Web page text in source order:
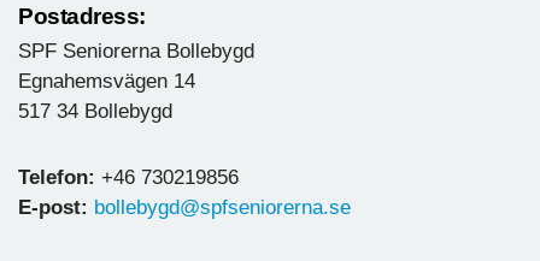
Postadress:
SPF Seniorerna Bollebygd
Egnahemsvägen 14
517 34 Bollebygd
Telefon: +46 730219856
E-post: bollebygd@spfseniorerna.se